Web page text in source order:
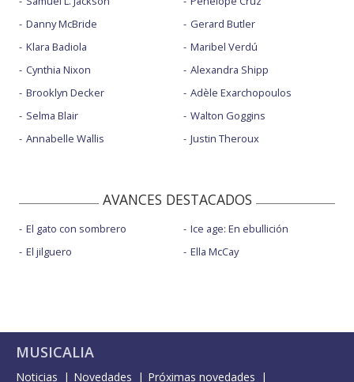
Danny McBride
Klara Badiola
Cynthia Nixon
Brooklyn Decker
Selma Blair
Annabelle Wallis
Gerard Butler
Maribel Verdú
Alexandra Shipp
Adèle Exarchopoulos
Walton Goggins
Justin Theroux
AVANCES DESTACADOS
El gato con sombrero
El jilguero
Ice age: En ebullición
Ella McCay
MUSICALIA
Noticias Novedades
Próximas novedades